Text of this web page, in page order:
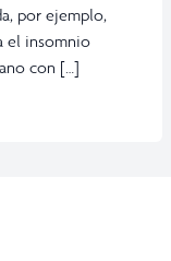
por ejemplo,
el insomnio
con […]